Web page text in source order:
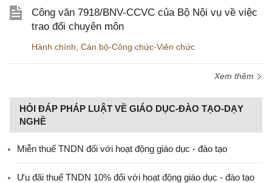
Công văn 7918/BNV-CCVC của Bộ Nội vụ về việc
trao đổi chuyên môn
Hành chính Cán bộ-Công chức-Viên chức
Xem thêm
HỎI ĐÁP PHÁP LUẬT VỀ GIÁO DỤC-ĐÀO TẠO-DẠY
NGHỀ
Miễn thuế TNDN đối với hoạt động giáo dục - đào tạo
Ưu đãi thuế TNDN 10% đối với hoạt động giáo dục - đào tạo